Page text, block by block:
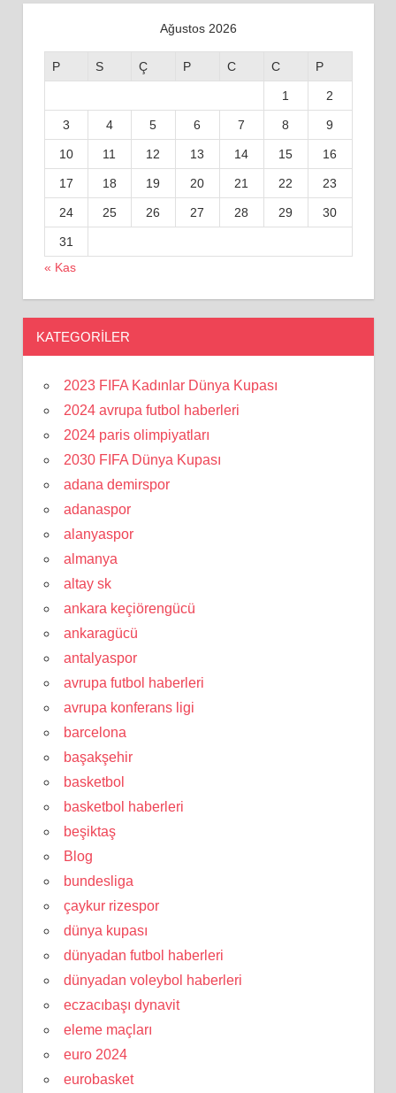
Ağustos 2026
P S Ç P C C P
1 2
3 4 5 6 7 8 9
10 11 12 13 14 15 16
17 18 19 20 21 22 23
24 25 26 27 28 29 30
31
« Kas
KATEGORILER
2023 FIFA Kadınlar Dünya Kupası
2024 avrupa futbol haberleri
2024 paris olimpiyatları
2030 FIFA Dünya Kupası
adana demirspor
adanaspor
alanyaspor
almanya
altay sk
ankara keçiörengücü
ankaragücü
antalyaspor
avrupa futbol haberleri
avrupa konferans ligi
barcelona
başakşehir
basketbol
basketbol haberleri
beşiktaş
Blog
bundesliga
çaykur rizespor
dünya kupası
dünyadan futbol haberleri
dünyadan voleybol haberleri
eczacıbaşı dynavit
eleme maçları
euro 2024
eurobasket